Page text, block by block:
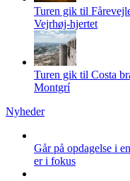
Turen gik til
Vejrhøj-hjertet
Turen gik til Costa
Montgrí
Nyheder
Går på opdagelse i
er i fokus